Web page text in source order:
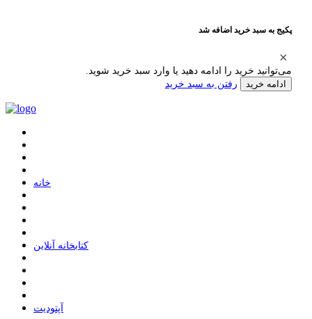
پکیج به سبد خرید اضافه شد
می‌توانید خرید را ادامه دهید یا وارد سبد خرید شوید.
ادامه خرید رفتن به سبد خرید
ﺧﺎﻧﻪ
ﮐﺘﺎﺑﺨﺎﻧﻪ ﺁﻧﻼﯾﻦ
ﺁﭘﺘﻮﺩﯾﺖ